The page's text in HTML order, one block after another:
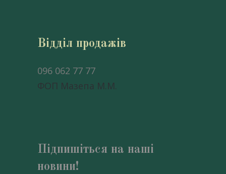
Відділ продажів
096 062 77 77
ФОП Мазепа М.М.
Підпишіться на наші
новини!